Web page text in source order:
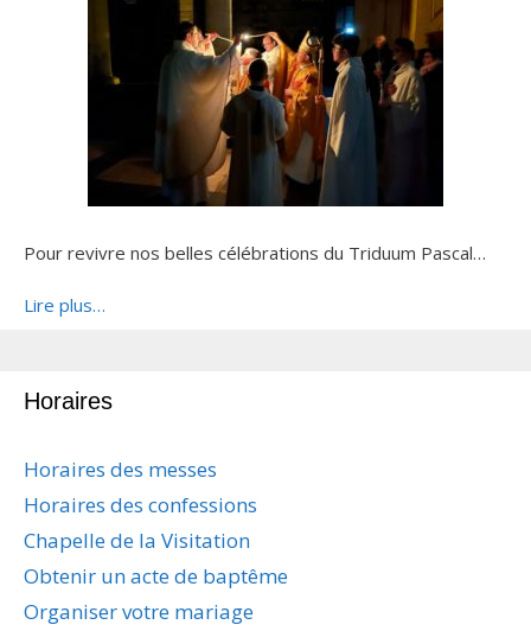
Pour revivre nos belles célébrations du Triduum Pascal…
Lire plus…
Horaires
Horaires des messes
Horaires des confessions
Chapelle de la Visitation
Obtenir un acte de baptême
Organiser votre mariage